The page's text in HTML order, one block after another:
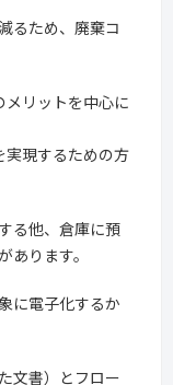
るため、廃棄コ
メリットを中心に
実現するための方
る他、倉庫に預
ります。
に電子化するか
文書）とフロー